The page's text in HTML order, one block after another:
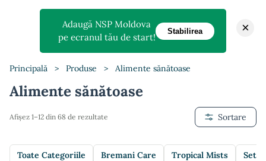
Principală > Produse > Alimente sănătoase
Alimente sănătoase
Afișez 1–12 din 68 de rezultate Sortare
Toate Categoriile Bremani Care Tropical Mists
Adaugă NSP Moldova
pe ecranul tău de start!
Stabilirea ×